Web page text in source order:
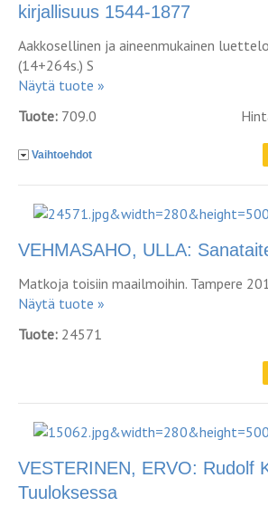
kirjallisuus 1544-1877
Aakkosellinen ja aineenmukainen
(14+264s.) S
Näytä tuote »
Tuote: 709.0
Vaihtoehdot
VEHMASAHO, ULLA:
Matkoja toisiin maailmoihin. Tampere
Näytä tuote »
Tuote: 24571
VESTERINEN, ERVO: Rudolf
Tuuloksessa